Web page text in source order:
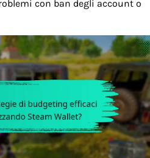
con ban degli account o